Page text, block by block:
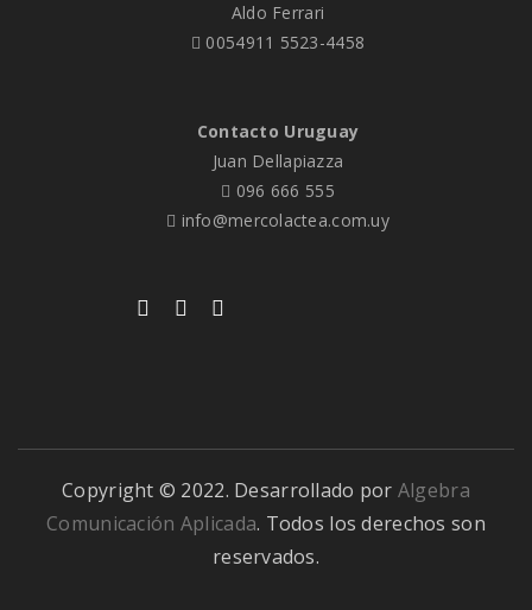
Aldo Ferrari
0054911 5523-4458
Contacto Uruguay
Juan Dellapiazza
096 666 555
info@mercolactea.com.uy
Copyright © 2022. Desarrollado por Algebra
Comunicación Aplicada. Todos los derechos son
reservados.